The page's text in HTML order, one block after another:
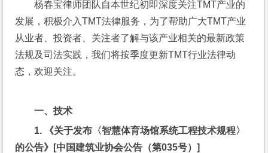
杨春宝律师团队自本世纪初即深度关注TMT产业的
发展，积极介入TMT法律服务，为了帮助广大TMT产业
从业者、投资者、关注者了解与该产业相关的最新政策
法规及司法实践，我们将按季度更新TMT行业法律动
态，欢迎关注。
一、技术
1.
《关于发布〈智慧体育场馆系统工程技术规程〉
的公告》
[中国建筑业协会公告（第035号）]